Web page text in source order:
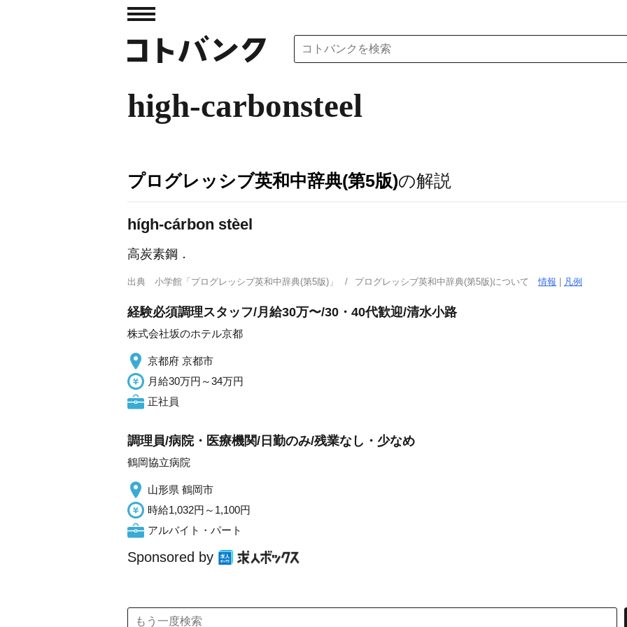
high-carbonsteel
プログレッシブ英和中辞典(第5版)の解説
hígh-cárbon stèel
高炭素鋼 ．
出典 小学館「プログレッシブ英和中辞典(第5版)」 プログレッシブ英和中辞典(第5版)について情報 凡例
経験必須調理スタッフ/月給30万〜/30・40代歓迎/清水小路
株式会社坂のホテル京都
京都府 京都市
月給30万円～34万円
正社員
調理員/病院・医療機関/日勤のみ/残業なし・少なめ
鶴岡協立病院
山形県 鶴岡市
時給1,032円～1,100円
アルバイト・パート
Sponsored by